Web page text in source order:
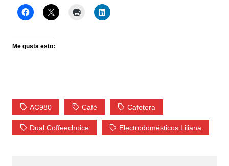
Me gusta esto:
AC980 Café Cafetera
Dual Coffeechoice Electrodomésticos Liliana